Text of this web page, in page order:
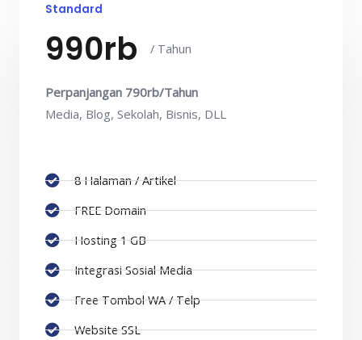
Standard
990rb / Tahun
Perpanjangan 790rb/Tahun
Media, Blog, Sekolah, Bisnis, DLL
8 Halaman / Artikel
FREE Domain
Hosting 1 GB
Integrasi Sosial Media
Free Tombol WA / Telp
Website SSL